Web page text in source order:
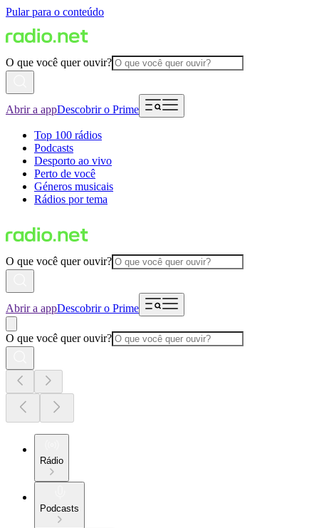
Pular para o conteúdo
O que você quer ouvir?
Abrir a appDescobrir o Prime
Top 100 rádios
Podcasts
Desporto ao vivo
Perto de você
Géneros musicais
Rádios por tema
O que você quer ouvir?
Abrir a appDescobrir o Prime
O que você quer ouvir?
Rádio
Podcasts